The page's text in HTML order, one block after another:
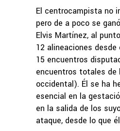
El centrocampista no
pero de a poco se
Elvis Martínez, al
12 alineaciones desde
15 encuentros
encuentros totales de
occidental). Él se ha
esencial en la
en la salida de los
ataque, desde lo que